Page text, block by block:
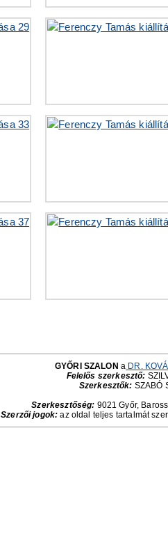
GYŐRI SZALON a DR.
Felelős szerkesztő:
Szerkesztők: SZABÓ
Szerkesztőség: 9021 Győr,
Szerzői jogok: az oldal teljes tartalmát